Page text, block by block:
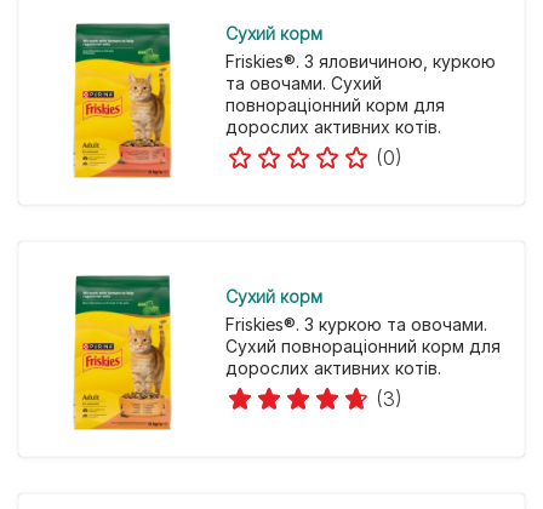
Cухий корм
Friskies®. З яловичиною, куркою
та овочами. Сухий
повнораціонний корм для
дорослих активних котів.
(0)
Cухий корм
Friskies®. З куркою та овочами.
Сухий повнораціонний корм для
дорослих активних котів.
(3)